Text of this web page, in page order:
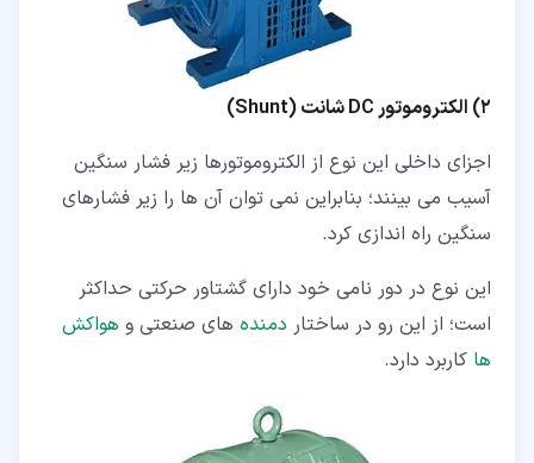
2) الکتروموتور DC شانت (Shunt)
اجزای داخلی این نوع از الکتروموتورها زیر فشار سنگین
آسیب می بینند؛ بنابراین نمی توان آن ها را زیر فشارهای
سنگین راه اندازی کرد.
این نوع در دور نامی خود دارای گشتاور حرکتی حداکثر
است؛ از این رو در ساختار دمنده های صنعتی و هواکش
ها کاربرد دارد.